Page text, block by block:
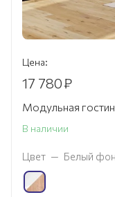
Цена:
17 780₽
Модульная
В наличии
Цвет — Белый